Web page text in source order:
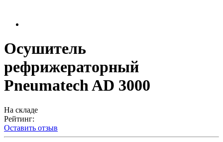
Осушитель
рефрижераторный
Pneumatech AD 3000
На складе
Рейтинг:
Оставить отзыв